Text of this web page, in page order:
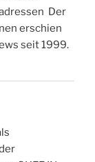
Der
erschien
seit 1999.